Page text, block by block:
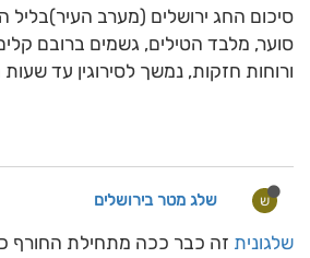
סיכום החג ירושלים (מערב העיר)בליל
סוער, מלבד הטילים, גשמים ברובם
ורוחות חזקות, נמשך לסירוגין עד שעות
ש שלג מטר בירושלים
שלגונית זה כבר ככה מתחילת החורף